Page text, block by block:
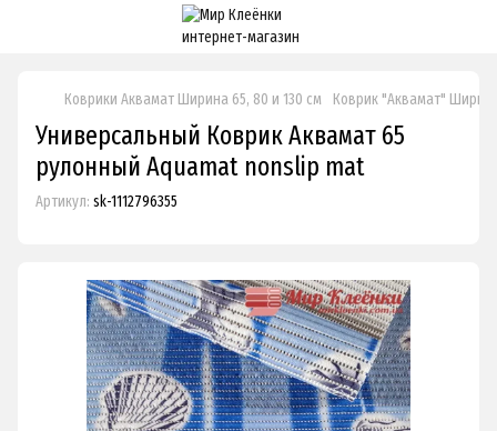
Коврики Аквамат Ширина 65, 80 и 130 см Коврик "Аквамат"
Универсальный Коврик Аквамат 65
рулонный Aquamat nonslip mat
Артикул: sk-1112796355